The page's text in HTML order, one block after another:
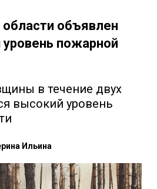
области объявлен
пожарной
в течение двух
высокий уровень
Ильина